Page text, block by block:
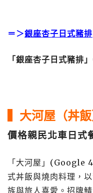
＝＞銀座杏子日式豬排
「銀座杏子日式豬排」
▍大河屋（丼飯
價格親民北車日式
「大河屋」(Google
式丼飯與燒肉料理，
族與旅人喜愛。招牌